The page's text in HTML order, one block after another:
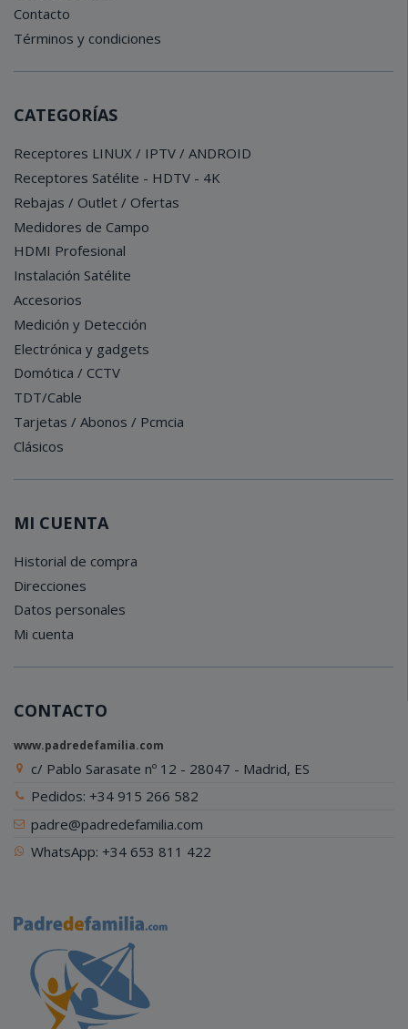
Contacto
Términos y condiciones
CATEGORÍAS
Receptores LINUX / IPTV / ANDROID
Receptores Satélite - HDTV - 4K
Rebajas / Outlet / Ofertas
Medidores de Campo
HDMI Profesional
Instalación Satélite
Accesorios
Medición y Detección
Electrónica y gadgets
Domótica / CCTV
TDT/Cable
Tarjetas / Abonos / Pcmcia
Clásicos
MI CUENTA
Historial de compra
Direcciones
Datos personales
Mi cuenta
CONTACTO
www.padredefamilia.com
c/ Pablo Sarasate nº 12 - 28047 - Madrid, ES
Pedidos: +34 915 266 582
padre@padredefamilia.com
WhatsApp: +34 653 811 422